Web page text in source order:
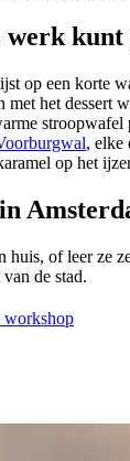
werk kunt
op een korte
het dessert
stroopwafel
, elke
op het
huis, of leer ze
de stad.
workshop